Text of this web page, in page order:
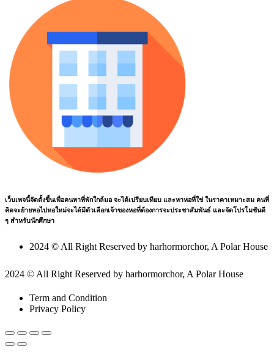
เว็บเพจนี้จัดตั้งขึ้นเพื่อคนหาที่พักใกล้มอ จะได้เปรียบเทียบ และหาหอที่ใช่ ในราคาเหมาะสม คนที่
คิดจะย้ายหอไปหอใหม่จะได้มีตัวเลือกเจ้าของหอที่ต้องการจะประชาสัมพันธ์ และจัดโปรโมชันดี
ๆ สำหรับนักศึกษา
2024 © All Right Reserved by harhormorchor, A Polar House
2024 © All Right Reserved by harhormorchor, A Polar House
Term and Condition
Privacy Policy